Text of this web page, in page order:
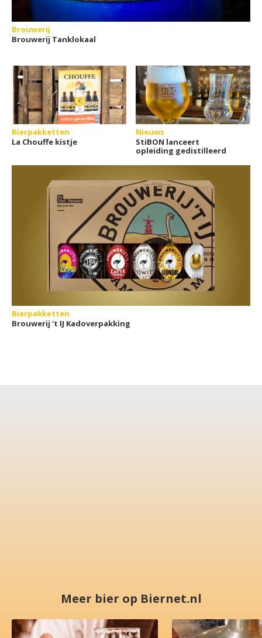
Brouwerij
Brouwerij Tanklokaal
Bierpakketten
La Chouffe kistje
Nieuws
StiBON lanceert
opleiding gedistilleerd
Bierpakketten
Brouwerij 't IJ Kadoverpakking
Meer bier op Biernet.nl